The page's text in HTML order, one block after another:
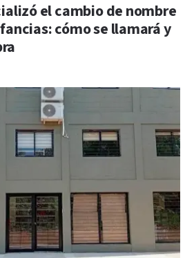
el cambio de nombre
cómo se llamará y